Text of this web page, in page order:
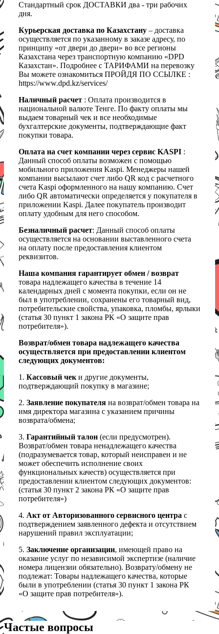
Стандартный срок ДОСТАВКИ два - три рабочих
дня.
Курьерская доставка по Казахстану – доставка
осуществляется по указанному в заказе адресу, по
принципу «от двери до двери» во все регионы
Казахстана через транспортную компанию «DPD
Казахстан». Подробнее с ТАРИФАМИ на перевозку
Вы можете ознакомиться ПРОЙДЯ ПО ССЫЛКЕ :
https://www.dpd.kz/services/
Наличный расчет : Оплата производится в
национальной валюте Тенге. По факту оплаты мы
выдаем товарный чек и все необходимые
бухгалтерские документы, подтверждающие факт
покупки товара.
Оплата на счет компании через сервис KASPI :
Данный способ оплаты возможен с помощью
мобильного приложения Kaspi. Менеджеры нашей
компании высылают счет либо QR код с расчетного
счета Kaspi оформленного на нашу компанию. Счет
либо QR автоматически определяется у покупателя в
приложении Kaspi. Далее покупатель производит
оплату удобным для него способом.
Безналичный расчет: Данный способ оплаты
осуществляется на основании выставленного счета
на оплату после предоставления клиентом
реквизитов.
Наша компания гарантирует обмен / возврат
товара надлежащего качества в течение 14
календарных дней с момента покупки, если он не
был в употреблении, сохранены его товарный вид,
потребительские свойства, упаковка, пломбы, ярлыки
(статья 30 пункт 1 закона РК «О защите прав
потребителя»).
Возврат/обмен товара надлежащего качества
осуществляется при предоставлении клиентом
следующих документов:
1. Кассовый чек и другие документы,
подтверждающий покупку в магазине;
2. Заявление покупателя на возврат/обмен товара на
имя директора магазина с указанием причины
возврата/обмена;
3. Гарантийный талон (если предусмотрен).
Возврат/обмен товара ненадлежащего качества
(подразумевается товар, который неисправен и не
может обеспечить исполнение своих
функциональных качеств) осуществляется при
предоставлении клиентом следующих документов:
(статья 30 пункт 2 закона РК «О защите прав
потребителя»)
4. Акт от Авторизованного сервисного центра с
подтверждением заявленного дефекта и отсутствием
нарушений правил эксплуатации;
5. Заключение организации, имеющей право на
оказание услуг по независимой экспертизе (наличие
номера лицензии обязательно). Возврату/обмену не
подлежат: Товары надлежащего качества, которые
были в употреблении (статья 30 пункт 1 закона РК
«О защите прав потребителя»).
Частые вопросы